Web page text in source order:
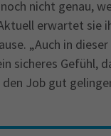
nicht genau,
erwartet sie
„Auch in
sicheres Gefühl,
Job gut